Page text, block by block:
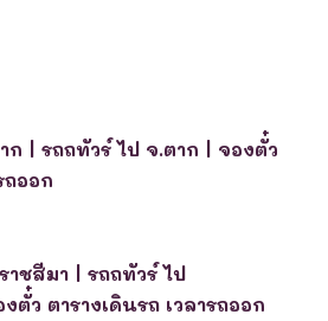
ก | รถถทัวร์ ไป จ.ตาก | จองตั๋ว
ถออก
าชสีมา | รถถทัวร์ ไป
ตั๋ว ตารางเดินรถ เวลารถออก